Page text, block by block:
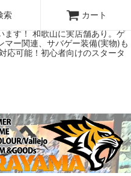
ンラインショップです！ ウォー
店へ！ボードゲームもメジャーど
ます！ 和歌山に実店舗あり。ゲ
マー関連、サバゲー装備(実物)も
応可能！初心者向けのスタータ
索 カート